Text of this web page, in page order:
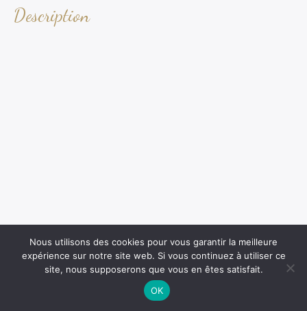
Description
Nous utilisons des cookies pour vous garantir la meilleure
expérience sur notre site web. Si vous continuez à utiliser ce
site, nous supposerons que vous en êtes satisfait.
OK